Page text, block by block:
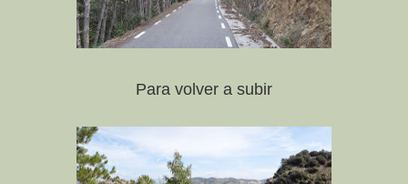
Para volver a subir